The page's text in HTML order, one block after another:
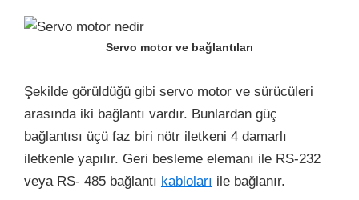
Servo motor ve bağlantıları
Şekilde görüldüğü gibi servo motor ve sürücüleri
arasında iki bağlantı vardır. Bunlardan güç
bağlantısı üçü faz biri nötr iletkeni 4 damarlı
iletkenle yapılır. Geri besleme elemanı ile RS-232
veya RS- 485 bağlantı kabloları ile bağlanır.